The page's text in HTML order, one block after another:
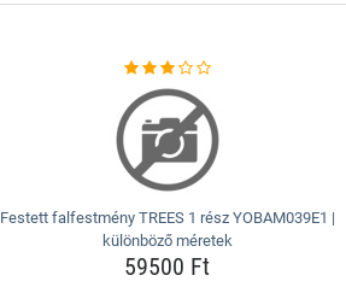
Festett falfestmény TREES 1 rész YOBAM039E1 |
különböző méretek
59500 Ft